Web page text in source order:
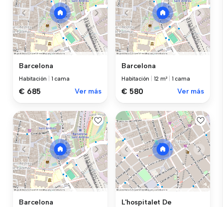
Barcelona
Habitación 1 cama
€ 685 Ver más
Barcelona
Habitación 12 m² 1 cama
€ 580 Ver más
Barcelona
L'hospitalet De